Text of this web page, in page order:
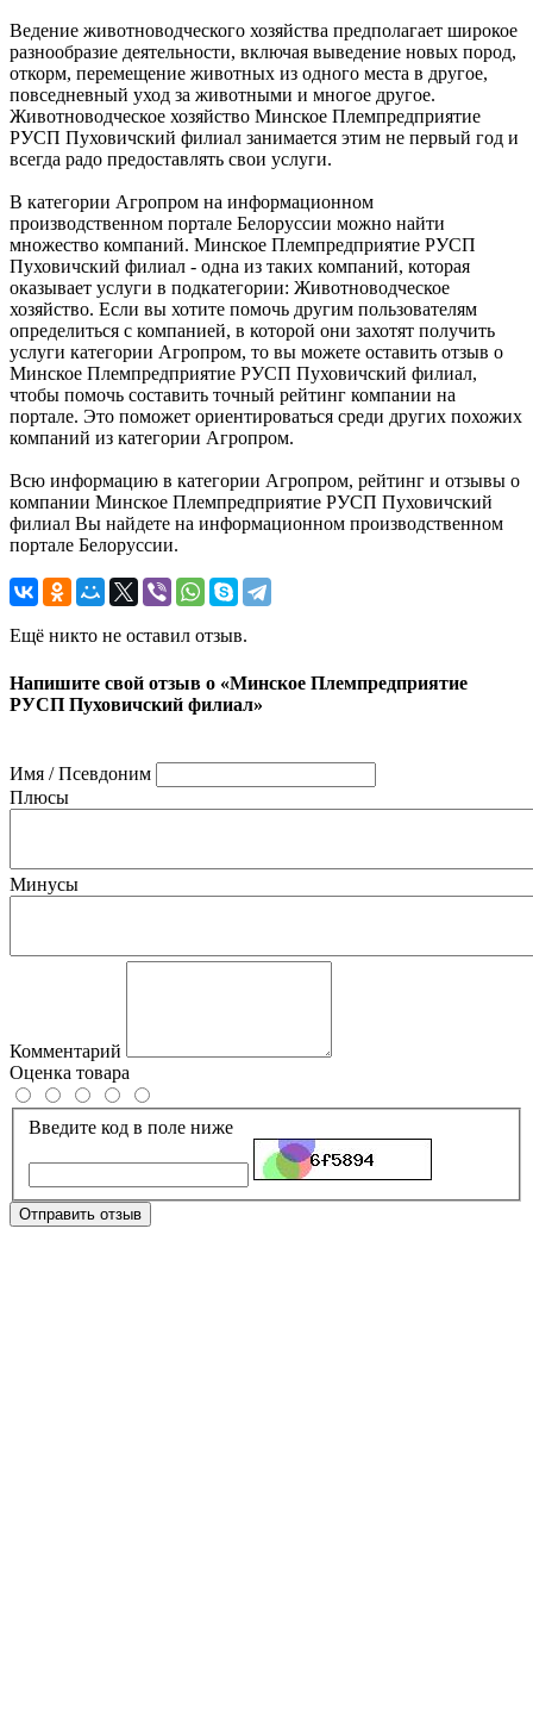
Ведение животноводческого хозяйства предполагает широкое
разнообразие деятельности, включая выведение новых пород,
откорм, перемещение животных из одного места в другое,
повседневный уход за животными и многое другое.
Животноводческое хозяйство Минское Племпредприятие
РУСП Пуховичский филиал занимается этим не первый год и
всегда радо предоставлять свои услуги.
В категории Агропром на информационном
производственном портале Белоруссии можно найти
множество компаний. Минское Племпредприятие РУСП
Пуховичский филиал - одна из таких компаний, которая
оказывает услуги в подкатегории: Животноводческое
хозяйство. Если вы хотите помочь другим пользователям
определиться с компанией, в которой они захотят получить
услуги категории Агропром, то вы можете оставить отзыв о
Минское Племпредприятие РУСП Пуховичский филиал,
чтобы помочь составить точный рейтинг компании на
портале. Это поможет ориентироваться среди других похожих
компаний из категории Агропром.
Всю информацию в категории Агропром, рейтинг и отзывы о
компании Минское Племпредприятие РУСП Пуховичский
филиал Вы найдете на информационном производственном
портале Белоруссии.
Ещё никто не оставил отзыв.
Напишите свой отзыв о «Минское Племпредприятие
РУСП Пуховичский филиал»
Имя / Псевдоним
Плюсы
Минусы
Комментарий
Оценка товара
Введите код в поле ниже
Отправить отзыв